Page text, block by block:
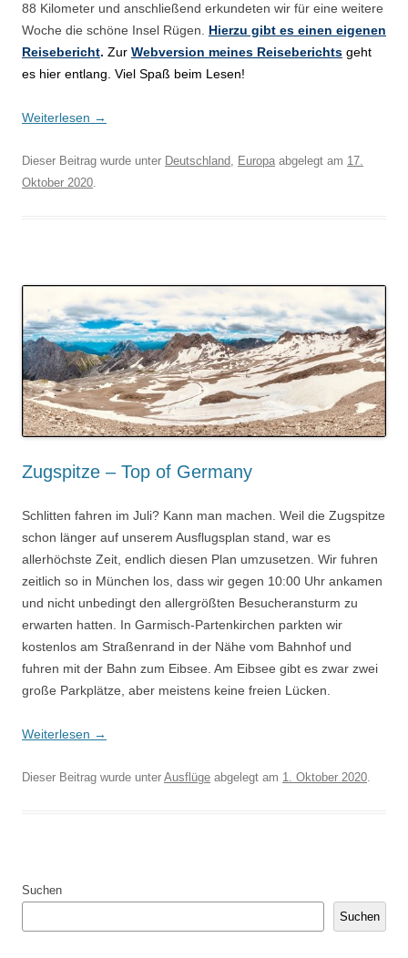
88 Kilometer und anschließend erkundeten wir für eine weitere
Woche die schöne Insel Rügen. Hierzu gibt es einen eigenen
Reisebericht. Zur Webversion meines Reiseberichts geht
es hier entlang. Viel Spaß beim Lesen!
Weiterlesen →
Dieser Beitrag wurde unter Deutschland, Europa abgelegt am 17.
Oktober 2020.
Zugspitze – Top of Germany
Schlitten fahren im Juli? Kann man machen. Weil die Zugspitze
schon länger auf unserem Ausflugsplan stand, war es
allerhöchste Zeit, endlich diesen Plan umzusetzen. Wir fuhren
zeitlich so in München los, dass wir gegen 10:00 Uhr ankamen
und nicht unbedingt den allergrößten Besucheransturm zu
erwarten hatten. In Garmisch-Partenkirchen parkten wir
kostenlos am Straßenrand in der Nähe vom Bahnhof und
fuhren mit der Bahn zum Eibsee. Am Eibsee gibt es zwar zwei
große Parkplätze, aber meistens keine freien Lücken.
Weiterlesen →
Dieser Beitrag wurde unter Ausflüge abgelegt am 1. Oktober 2020
Suchen
Suchen